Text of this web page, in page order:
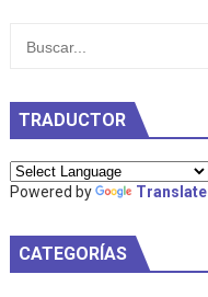
TRADUCTOR
Powered by Translate
CATEGORÍAS